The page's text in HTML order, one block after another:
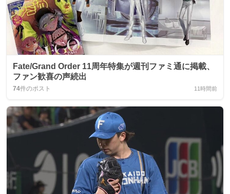
Fate/Grand Order 11周年特集が週刊ファミ通に掲載、
ファン歓喜の声続出
74件のポスト 11時間前